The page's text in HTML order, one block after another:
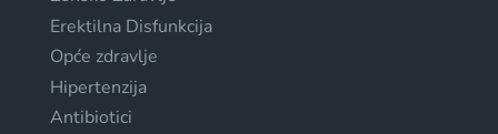
Erektilna Disfunkcija
Opće zdravlje
Hipertenzija
Antibiotici